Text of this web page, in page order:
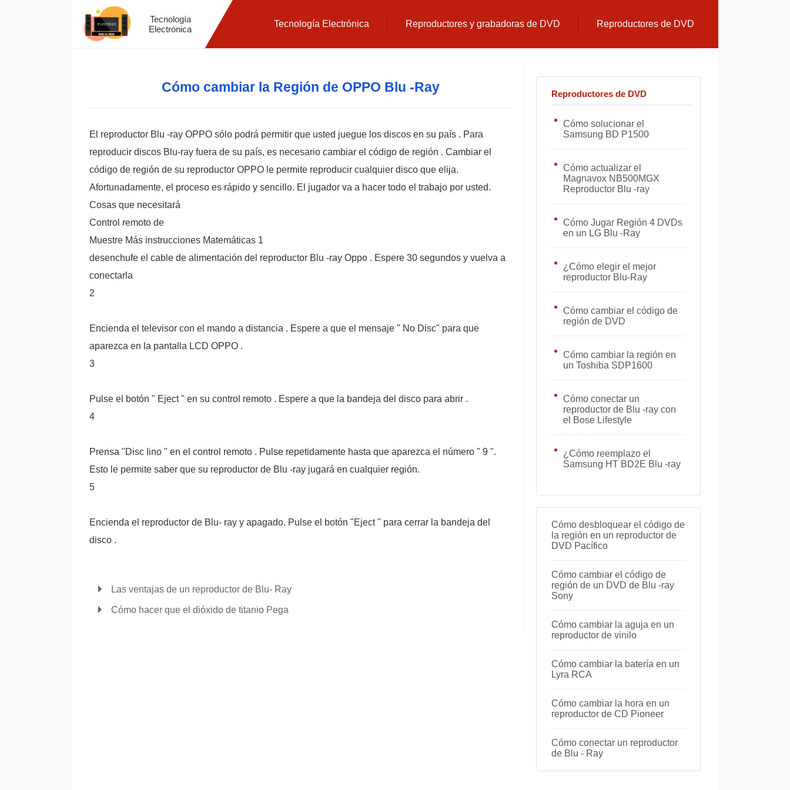
Tecnología
Electrónica
Tecnología Electrónica Reproductores y grabadoras de DVD Reproductores de DVD
Cómo cambiar la Región de OPPO Blu -Ray
El reproductor Blu -ray OPPO sólo podrá permitir que usted juegue los discos en su país . Para
reproducir discos Blu-ray fuera de su país, es necesario cambiar el código de región . Cambiar el
código de región de su reproductor OPPO le permite reproducir cualquier disco que elija.
Afortunadamente, el proceso es rápido y sencillo. El jugador va a hacer todo el trabajo por usted.
Cosas que necesitará
Control remoto de
Muestre Más instrucciones Matemáticas 1
desenchufe el cable de alimentación del reproductor Blu -ray Oppo . Espere 30 segundos y vuelva a
conectarla
2
Encienda el televisor con el mando a distancia . Espere a que el mensaje " No Disc" para que
aparezca en la pantalla LCD OPPO .
3
Pulse el botón " Eject " en su control remoto . Espere a que la bandeja del disco para abrir .
4
Prensa "Disc Iino " en el control remoto . Pulse repetidamente hasta que aparezca el número " 9 ".
Esto le permite saber que su reproductor de Blu -ray jugará en cualquier región.
5
Encienda el reproductor de Blu- ray y apagado. Pulse el botón "Eject " para cerrar la bandeja del
disco .
Las ventajas de un reproductor de Blu- Ray
Cómo hacer que el dióxido de titanio Pega
Reproductores de DVD
Cómo solucionar el
Samsung BD P1500
Cómo actualizar el
Magnavox NB500MGX
Reproductor Blu -ray
Cómo Jugar Región 4 DVDs
en un LG Blu -Ray
¿Cómo elegir el mejor
reproductor Blu-Ray
Cómo cambiar el código de
región de DVD
Cómo cambiar la región en
un Toshiba SDP1600
Cómo conectar un
reproductor de Blu -ray con
el Bose Lifestyle
¿Cómo reemplazo el
Samsung HT BD2E Blu -ray
Cómo desbloquear el código de
la región en un reproductor de
DVD Pacífico
Cómo cambiar el código de
región de un DVD de Blu -ray
Sony
Cómo cambiar la aguja en un
reproductor de vinilo
Cómo cambiar la batería en un
Lyra RCA
Cómo cambiar la hora en un
reproductor de CD Pioneer
Cómo conectar un reproductor
de Blu - Ray